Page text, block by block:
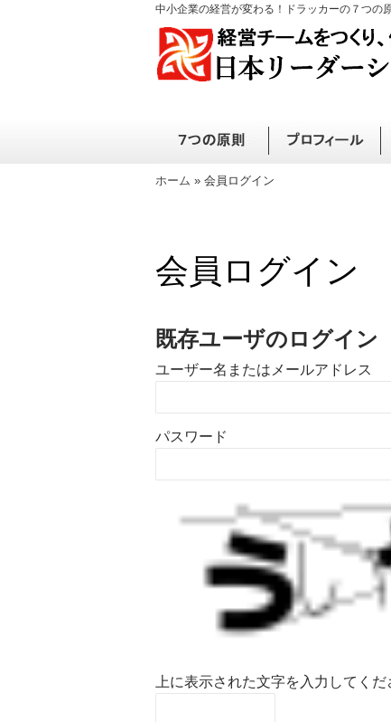
中小企業の経営が変わる！ドラッカーの７つの
ホーム » 会員ログイン
会員ログイン
既存ユーザのログイン
ユーザー名またはメールアドレス
パスワード
上に表示された文字を入力してくだ